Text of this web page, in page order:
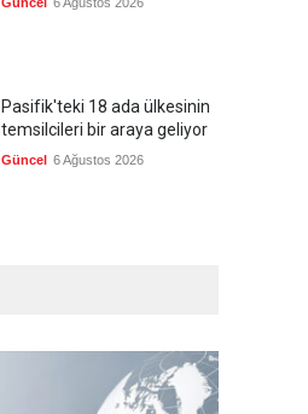
Pasifik'teki 18 ada ülkesinin
temsilcileri bir araya geliyor
Güncel 6 Ağustos 2026